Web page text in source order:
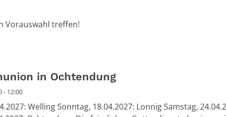
Vorauswahl treffen!
in Ochtendung
- 12:00
Welling Sonntag, 18.04.2027: Lonnig Samstag,